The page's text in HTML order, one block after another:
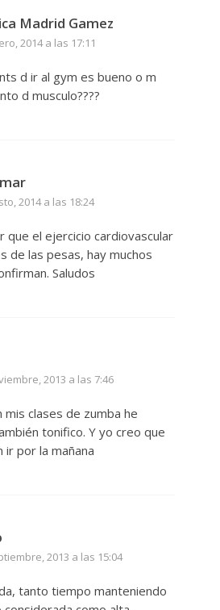
Madrid Gamez
2014 a las 17:11
d ir al gym es bueno o m
d musculo????
2014 a las 18:24
que el ejercicio cardiovascular
de las pesas, hay muchos
Saludos
2013 a las 7:46
mis clases de zumba he
tonifico. Y yo creo que
por la mañana
2013 a las 15:04
tanto tiempo manteniendo